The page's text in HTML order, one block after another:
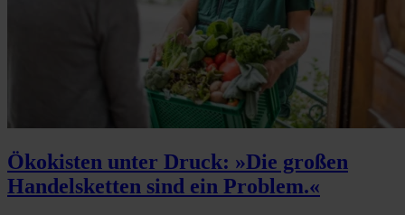
Ökokisten unter Druck: »Die großen
Handelsketten sind ein Problem.«